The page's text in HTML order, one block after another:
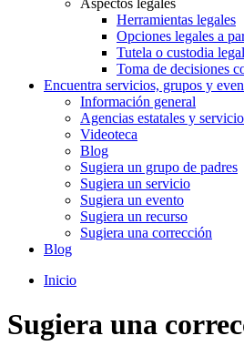
Herramientas legales
Opciones legales a
Tutela o custodia legal
Toma de decisiones
Encuentra servicios, grupos y
Información general
Agencias estatales y
Videoteca
Blog
Sugiera un grupo de padres
Sugiera un servicio
Sugiera un evento
Sugiera un recurso
Sugiera una corrección
Blog
Inicio
Sugiera una